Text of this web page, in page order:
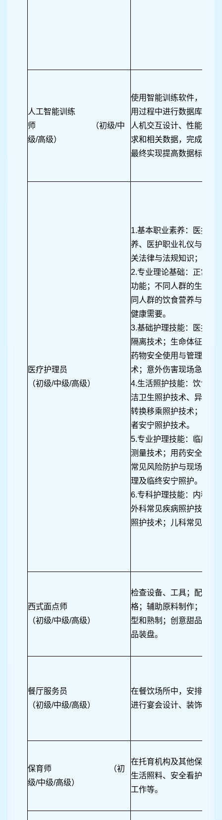
人工智能训练
师 （初级/中
级/高级）
使用智能训练软件，在人
用过程中进行数据库管理
人机交互设计、性能测试
求和相关数据，完成数据
最终实现提高数据标注工
医疗护理员
（初级/中级/高级）
1.基本职业素养：医护职
养、医护职业礼仪与沟通
关法律与法规知识；
2.专业理论基础：正常人
功能；不同人群的生理心
同人群的饮食营养与需要
健康需要。
3.基础护理技能：医护职
隔离技术；生命体征测量
药物安全使用与管理技术
术；意外伤害现场急救技
4.生活照护技能：饮食及
洁卫生照护技术、异常排
转换移乘照护技术；患者
者安宁照护技术。
5.专业护理技能：临床症
测量技术；用药安全管理
常见风险防护与现场急救
理及临终安宁照护。
6.专科护理技能：内科常
外科常见疾病照护技术；
照护技术；儿科常见疾病
西式面点师
（初级/中级/高级）
检查设备、工具；配备原
格；辅助原料制作；调制
型和熟制；创意甜品类制
品装盘。
餐厅服务员
（初级/中级/高级）
在餐饮场所中，安排顾客
进行宴会设计、装饰、布
保育师 （初
级/中级/高级）
在托育机构及其他保育场
生活照料、安全看护、营
工作等。